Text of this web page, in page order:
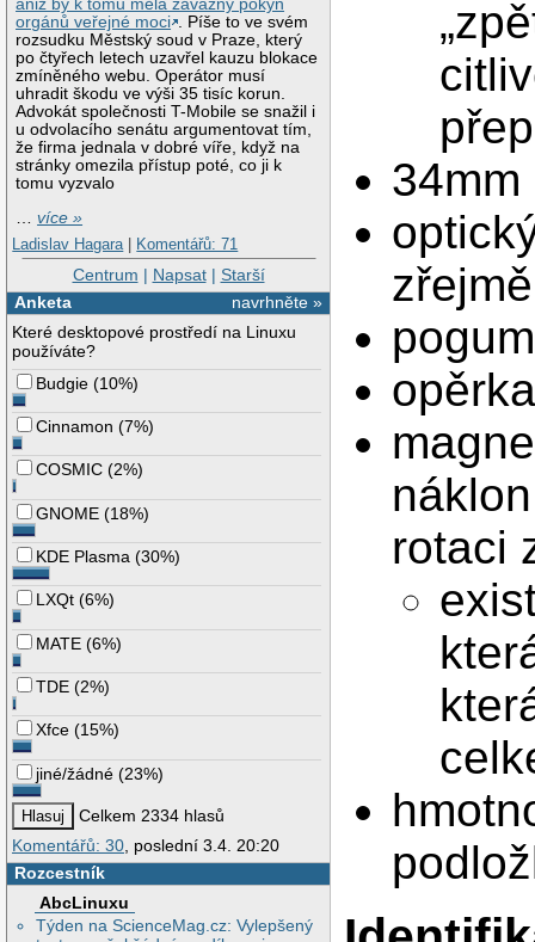
aniž by k tomu měla závazný pokyn
orgánů veřejné moci . Píše to ve svém
rozsudku Městský soud v Praze, který
po čtyřech letech uzavřel kauzu blokace
zmíněného webu. Operátor musí
uhradit škodu ve výši 35 tisíc korun.
Advokát společnosti T-Mobile se snažil i
u odvolacího senátu argumentovat tím,
že firma jednala v dobré víře, když na
stránky omezila přístup poté, co ji k
tomu vyzvalo
…více »
Ladislav Hagara | Komentářů: 71
Centrum | Napsat| Starší
navrhněte »
Anketa
Které desktopové prostředí na Linuxu
používáte?
Budgie (10%)
Cinnamon (7%)
COSMIC (2%)
GNOME (18%)
KDE Plasma (30%)
LXQt (6%)
MATE (6%)
TDE (2%)
Xfce (15%)
jiné/žádné (23%)
Celkem 2334 hlasů
Komentářů: 30, poslední 3.4. 20:20
Rozcestník
AbcLinuxu
Týden na ScienceMag.cz: Vylepšený
rotaci